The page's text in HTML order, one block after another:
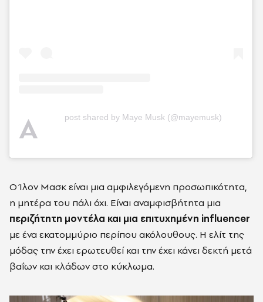
A post shared by Maye Musk (@mayemusk)
Ο Ίλον Μασκ είναι μια αμφιλεγόμενη προσωπικότητα,
η μητέρα του πάλι όχι. Είναι αναμφισβήτητα μια
περιζήτητη μοντέλα και μια επιτυχημένη influencer
με ένα εκατομμύριο περίπου ακόλουθους. Η ελίτ της
μόδας την έχει ερωτευθεί και την έχει κάνει δεκτή μετά
βαΐων και κλάδων στο κύκλωμα.